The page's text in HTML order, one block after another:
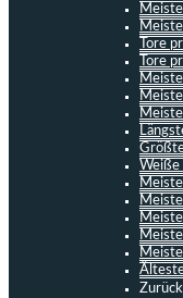
Tore
Tore
Weiße
Zurück